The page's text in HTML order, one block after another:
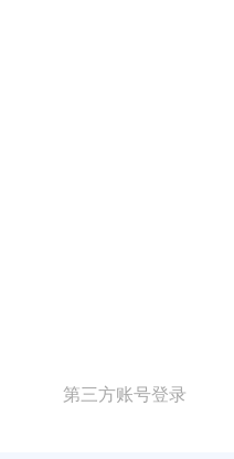
第三方账号登录